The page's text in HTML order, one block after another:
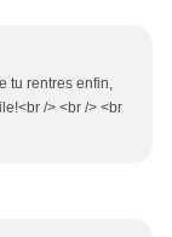
tu rentres enfin,
/> <br /> <br